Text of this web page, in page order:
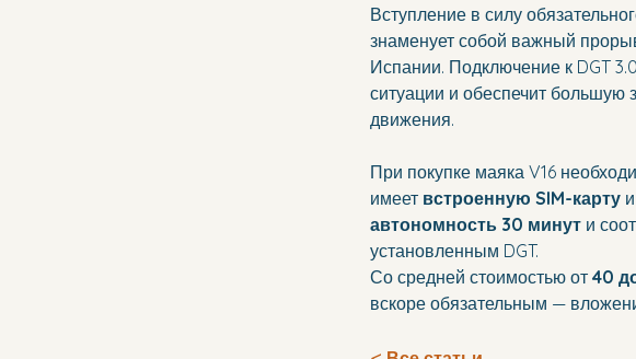
Вступление в силу
знаменует собой важный
Испании. Подключение к DGT
ситуации и обеспечит большую
движения.
При покупке маяка V16
имеет встроенную SIM-карту
автономность 30 минут и
установленным DGT.
Со средней стоимостью от 40
вскоре обязательным —